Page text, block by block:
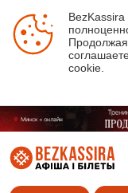
Продолжая
cookie.